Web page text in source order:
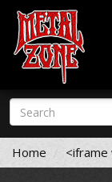
Skip
main
content
Search
form
Search
Home <iframe